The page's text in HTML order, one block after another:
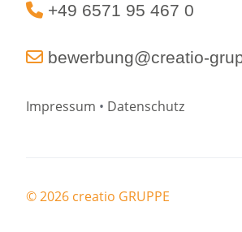
+49 6571 95 467 0
bewerbung@creatio-
Impressum • Datenschutz
© 2026 creatio GRUPPE